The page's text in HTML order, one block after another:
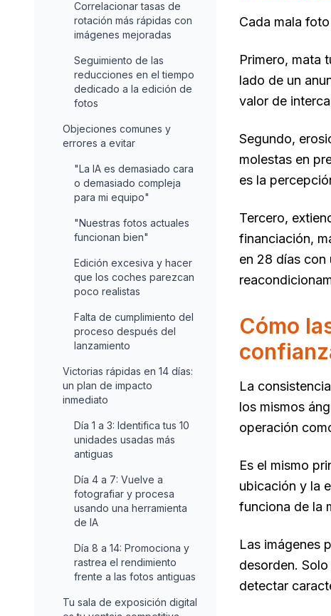
Correlacionar tasas de
rotación más rápidas con
imágenes mejoradas
Seguimiento de las
reducciones en el tiempo
dedicado a la edición de
fotos
Objeciones comunes y
errores a evitar
"La IA es demasiado cara
o demasiado compleja
para mi equipo"
"Nuestras fotos actuales
funcionan bien"
Edición excesiva y hacer
que los coches parezcan
poco realistas
Falta de cumplimiento del
proceso después del
lanzamiento
Victorias rápidas en 14 días:
un plan de impacto
inmediato
Día 1 a 3: Identifica tus 10
unidades usadas más
antiguas
Día 4 a 7: Vuelve a
fotografiar y procesa
usando una herramienta
de IA
Día 8 a 14: Promociona y
rastrea el rendimiento
frente a las fotos antiguas
Tu sala de exposición digital
Cada mala
Primero, mata
lado de un
valor de
Segundo,
molestas en
es la
Tercero,
financiación,
en 28 días
Cómo
La
los mismos
operación
Es el mismo
ubicación y la
funciona de la
Las imágenes
desorden.
detectar